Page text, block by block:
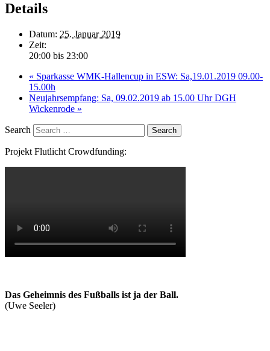
Details
Datum: 25. Januar 2019
Zeit:
20:00 bis 23:00
« Sparkasse WMK-Hallencup in ESW: Sa,19.01.2019 09.00-
15.00h
Neujahrsempfang: Sa, 09.02.2019 ab 15.00 Uhr DGH
Wickenrode »
Search
Projekt Flutlicht Crowdfunding:
Das Geheimnis des Fußballs ist ja der Ball.
(Uwe Seeler)